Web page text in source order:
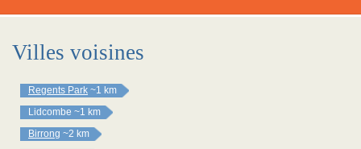
Villes voisines
Regents Park ~1 km
Lidcombe ~1 km
Birrong ~2 km